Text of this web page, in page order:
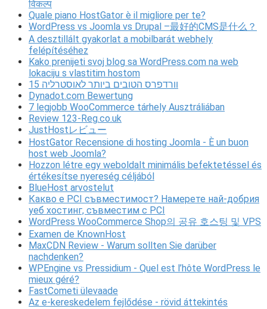
विकल्प
Quale piano HostGator è il migliore per te?
WordPress vs Joomla vs Drupal –最好的CMS是什么？
A desztillált gyakorlat a mobilbarát webhely
felépítéséhez
Kako prenijeti svoj blog sa WordPress.com na web
lokaciju s vlastitim hostom
15 וורדפרס הטובים ביותר לאוסטרליה
Dynadot.com Bewertung
7 legjobb WooCommerce tárhely Ausztráliában
Review 123-Reg.co.uk
JustHostレビュー
HostGator Recensione di hosting Joomla - È un buon
host web Joomla?
Hozzon létre egy weboldalt minimális befektetéssel és
értékesítse nyereség céljából
BlueHost arvostelut
Какво е PCI съвместимост? Намерете най-добрия
уеб хостинг, съвместим с PCI
WordPress WooCommerce Shop의 공유 호스팅 및 VPS
Examen de KnownHost
MaxCDN Review - Warum sollten Sie darüber
nachdenken?
WPEngine vs Pressidium - Quel est l’hôte WordPress le
mieux géré?
FastCometi ülevaade
Az e-kereskedelem fejlődése - rövid áttekintés